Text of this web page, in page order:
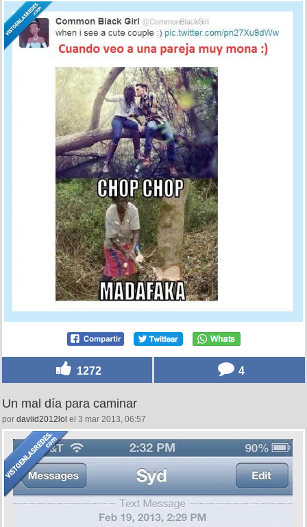
1272 4
Un mal día para caminar
por daviid2012lol el 3 mar 2013, 06:57